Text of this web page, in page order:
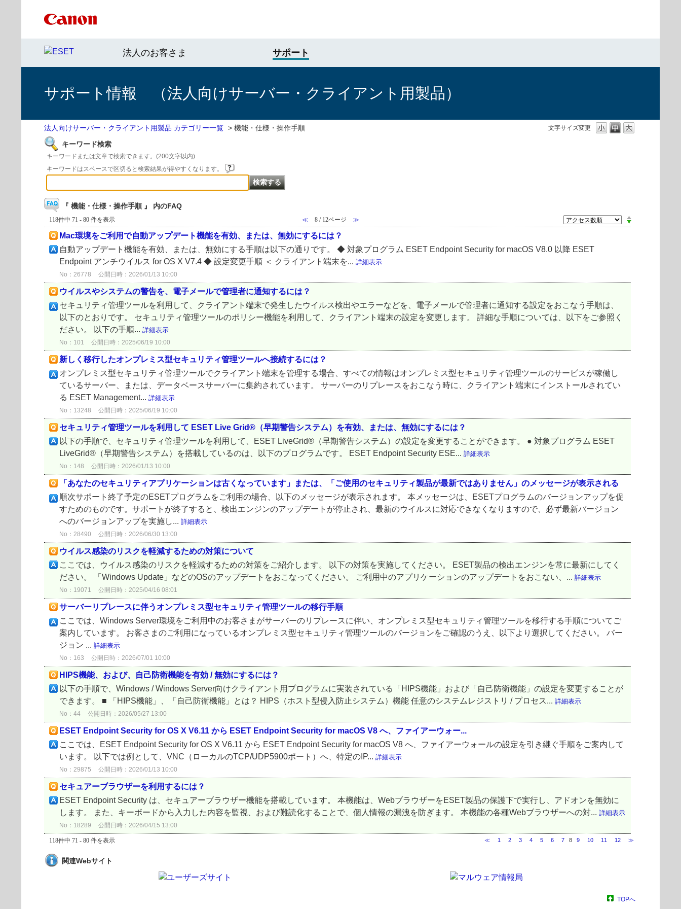
法人のお客さま サポート
サポート情報 （法人向けサーバー・クライアント用製品）
文字サイズ変更
法人向けサーバー・クライアント用製品 カテゴリー一覧 > 機能・仕様・操作手順
キーワード検索
キーワードまたは文章で検索できます。(200文字以内)
キーワードはスペースで区切ると検索結果が得やすくなります。
『 機能・仕様・操作手順 』 内のFAQ
118件中 71 - 80 件を表示 ≪ 8 / 12ページ ≫
Mac環境をご利用で自動アップデート機能を有効、または、無効にするには？
自動アップデート機能を有効、または、無効にする手順は以下の通りです。 ◆ 対象プログラム ESET Endpoint Security for macOS V8.0 以降 ESET
Endpoint アンチウイルス for OS X V7.4 ◆ 設定変更手順 ＜ クライアント端末を... 詳細表示
No：26778 公開日時：2026/01/13 10:00
ウイルスやシステムの警告を、電子メールで管理者に通知するには？
セキュリティ管理ツールを利用して、クライアント端末で発生したウイルス検出やエラーなどを、電子メールで管理者に通知する設定をおこなう手順は、
以下のとおりです。 セキュリティ管理ツールのポリシー機能を利用して、クライアント端末の設定を変更します。 詳細な手順については、以下をご参照く
ださい。 以下の手順... 詳細表示
No：101 公開日時：2025/06/19 10:00
新しく移行したオンプレミス型セキュリティ管理ツールへ接続するには？
オンプレミス型セキュリティ管理ツールでクライアント端末を管理する場合、すべての情報はオンプレミス型セキュリティ管理ツールのサービスが稼働し
ているサーバー、または、データベースサーバーに集約されています。 サーバーのリプレースをおこなう時に、クライアント端末にインストールされてい
る ESET Management... 詳細表示
No：13248 公開日時：2025/06/19 10:00
セキュリティ管理ツールを利用して ESET Live Grid®（早期警告システム）を有効、または、無効にするには？
以下の手順で、セキュリティ管理ツールを利用して、ESET LiveGrid®（早期警告システム）の設定を変更することができます。 ● 対象プログラム ESET
LiveGrid®（早期警告システム）を搭載しているのは、以下のプログラムです。 ESET Endpoint Security ESE... 詳細表示
No：148 公開日時：2026/01/13 10:00
「あなたのセキュリティアプリケーションは古くなっています」または、「ご使用のセキュリティ製品が最新ではありません」のメッセージが表示される
順次サポート終了予定のESETプログラムをご利用の場合、以下のメッセージが表示されます。 本メッセージは、ESETプログラムのバージョンアップを促
すためのものです。サポートが終了すると、検出エンジンのアップデートが停止され、最新のウイルスに対応できなくなりますので、必ず最新バージョン
へのバージョンアップを実施し... 詳細表示
No：28490 公開日時：2026/06/30 13:00
ウイルス感染のリスクを軽減するための対策について
ここでは、ウイルス感染のリスクを軽減するための対策をご紹介します。 以下の対策を実施してください。 ESET製品の検出エンジンを常に最新にしてく
ださい。 「Windows Update」などのOSのアップデートをおこなってください。 ご利用中のアプリケーションのアップデートをおこない、... 詳細表示
No：19071 公開日時：2025/04/16 08:01
サーバーリプレースに伴うオンプレミス型セキュリティ管理ツールの移行手順
ここでは、Windows Server環境をご利用中のお客さまがサーバーのリプレースに伴い、オンプレミス型セキュリティ管理ツールを移行する手順についてご
案内しています。 お客さまのご利用になっているオンプレミス型セキュリティ管理ツールのバージョンをご確認のうえ、以下より選択してください。 バー
ジョン ... 詳細表示
No：163 公開日時：2026/07/01 10:00
HIPS機能、および、自己防衛機能を有効 / 無効にするには？
以下の手順で、Windows / Windows Server向けクライアント用プログラムに実装されている「HIPS機能」および「自己防衛機能」の設定を変更することが
できます。 ■ 「HIPS機能」、「自己防衛機能」とは？ HIPS（ホスト型侵入防止システム）機能 任意のシステムレジストリ / プロセス... 詳細表示
No：44 公開日時：2026/05/27 13:00
ESET Endpoint Security for OS X V6.11 から ESET Endpoint Security for macOS V8 へ、ファイアーウォー...
ここでは、ESET Endpoint Security for OS X V6.11 から ESET Endpoint Security for macOS V8 へ、ファイアーウォールの設定を引き継ぐ手順をご案内して
います。 以下では例として、VNC（ローカルのTCP/UDP5900ポート）へ、特定のIP... 詳細表示
No：29875 公開日時：2026/01/13 10:00
セキュアーブラウザーを利用するには？
ESET Endpoint Security は、セキュアーブラウザー機能を搭載しています。 本機能は、WebブラウザーをESET製品の保護下で実行し、アドオンを無効に
します。 また、キーボードから入力した内容を監視、および難読化することで、個人情報の漏洩を防ぎます。 本機能の各種Webブラウザーへの対... 詳細表示
No：18289 公開日時：2026/04/15 13:00
118件中 71 - 80 件を表示 ≪ 1 2 3 4 5 6 7 8 9 10 11 12 ≫
関連Webサイト
TOPへ